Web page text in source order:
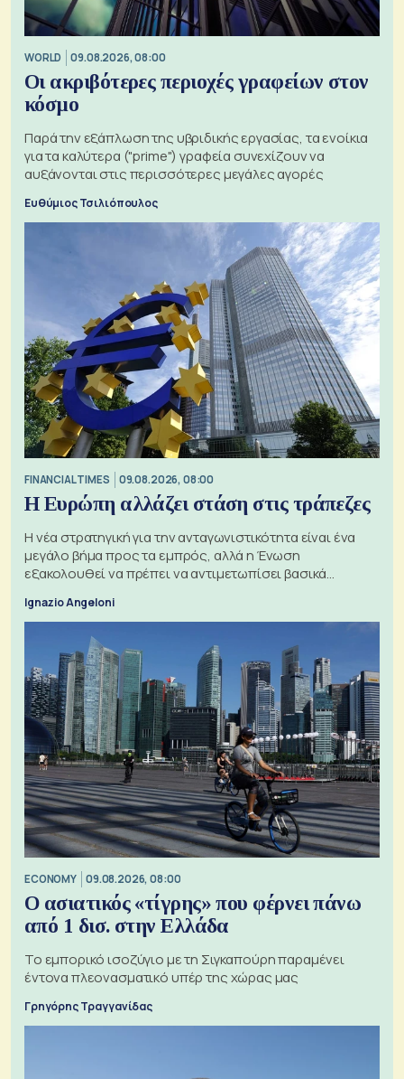
WORLD 09.08.2026, 08:00
Οι ακριβότερες περιοχές γραφείων στον
κόσμο
Παρά την εξάπλωση της υβριδικής εργασίας, τα ενοίκια
για τα καλύτερα ("prime") γραφεία συνεχίζουν να
αυξάνονται στις περισσότερες μεγάλες αγορές
Ευθύμιος Τσιλιόπουλος
FINANCIAL TIMES 09.08.2026, 08:00
Η Ευρώπη αλλάζει στάση στις τράπεζες
Η νέα στρατηγική για την ανταγωνιστικότητα είναι ένα
μεγάλο βήμα προς τα εμπρός, αλλά η Ένωση
εξακολουθεί να πρέπει να αντιμετωπίσει βασικά
Ignazio Angeloni
ECONOMY 09.08.2026, 08:00
Ο ασιατικός «τίγρης» που φέρνει πάνω
από 1 δισ. στην Ελλάδα
Το εμπορικό ισοζύγιο με τη Σιγκαπούρη παραμένει
έντονα πλεονασματικό υπέρ της χώρας μας
Γρηγόρης Τραγγανίδας